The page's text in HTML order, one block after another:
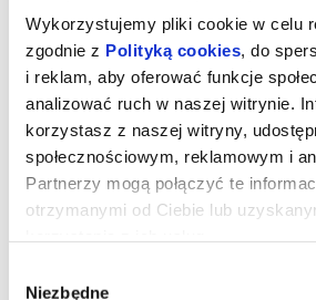
Wykorzystujemy pliki cookie w celu
zgodnie z Polityką cookies, do
i reklam, aby oferować funkcje
analizować ruch w naszej witrynie.
korzystasz z naszej witryny,
społecznościowym, reklamowym i
Partnerzy mogą połączyć te
otrzymanymi od Ciebie lub
Niezbędne
Drugie życie
reż. Maryam Touzani | Niemcy, Francja,
2025
„Drugie życie” – zdobywca nagrody
portret dojrzałej kobiety, w którą wciela
(„Kobiety na skraju załamania nerwowego”,